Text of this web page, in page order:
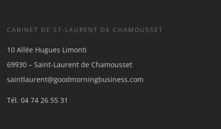
CABINET DE ST-LAURENT DE CHAMOUSSET
10 Allée Hugues Limonti
69930 – Saint-Laurent de Chamousset
saintlaurent@goodmorningbusiness.com
Tél.04 74 26 55 31